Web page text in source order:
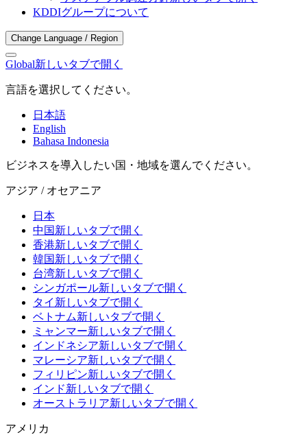
KDDIグループについて
Change Language / Region
Global新しいタブで開く
言語を選択してください。
日本語
English
Bahasa Indonesia
ビジネスを導入したい国・地域を選んでください。
アジア / オセアニア
日本
中国新しいタブで開く
香港新しいタブで開く
韓国新しいタブで開く
台湾新しいタブで開く
シンガポール新しいタブで開く
タイ 新しいタブで開く
ベトナム新しいタブで開く
ミャンマー新しいタブで開く
インドネシア新しいタブで開く
マレーシア新しいタブで開く
フィリピン新しいタブで開く
インド新しいタブで開く
オーストラリア新しいタブで開く
アメリカ